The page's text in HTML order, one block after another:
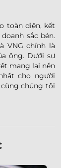
toàn diện, kết
sắc bén.
VNG chính là
ông. Dưới sự
mang lại nền
cho người
chúng tôi